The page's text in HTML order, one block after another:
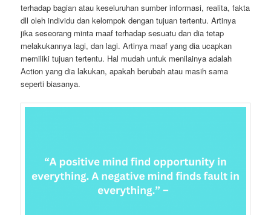
terhadap bagian atau keseluruhan sumber informasi, realita, fakta
dll oleh individu dan kelompok dengan tujuan tertentu. Artinya
jika seseorang minta maaf terhadap sesuatu dan dia tetap
melakukannya lagi, dan lagi. Artinya maaf yang dia ucapkan
memiliki tujuan tertentu. Hal mudah untuk menilainya adalah
Action yang dia lakukan, apakah berubah atau masih sama
seperti biasanya.